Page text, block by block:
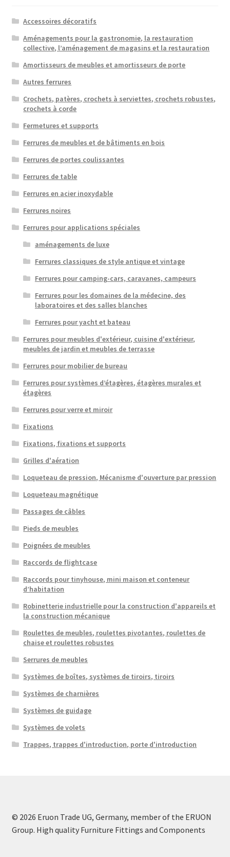
Accessoires décoratifs
Aménagements pour la gastronomie, la restauration
collective, l’aménagement de magasins et la restauration
Amortisseurs de meubles et amortisseurs de porte
Autres ferrures
Crochets, patères, crochets à serviettes, crochets robustes,
crochets à corde
Fermetures et supports
Ferrures de meubles et de bâtiments en bois
Ferrures de portes coulissantes
Ferrures de table
Ferrures en acier inoxydable
Ferrures noires
Ferrures pour applications spéciales
aménagements de luxe
Ferrures classiques de style antique et vintage
Ferrures pour camping-cars, caravanes, campeurs
Ferrures pour les domaines de la médecine, des
laboratoires et des salles blanches
Ferrures pour yacht et bateau
Ferrures pour meubles d'extérieur, cuisine d'extérieur,
meubles de jardin et meubles de terrasse
Ferrures pour mobilier de bureau
Ferrures pour systèmes d’étagères, étagères murales et
étagères
Ferrures pour verre et miroir
Fixations
Fixations, fixations et supports
Grilles d'aération
Loqueteau de pression, Mécanisme d'ouverture par pression
Loqueteau magnétique
Passages de câbles
Pieds de meubles
Poignées de meubles
Raccords de flightcase
Raccords pour tinyhouse, mini maison et conteneur
d’habitation
Robinetterie industrielle pour la construction d'appareils et
la construction mécanique
Roulettes de meubles, roulettes pivotantes, roulettes de
chaise et roulettes robustes
Serrures de meubles
Systèmes de boîtes, systèmes de tiroirs, tiroirs
Systèmes de charnières
Systèmes de guidage
Systèmes de volets
Trappes, trappes d'introduction, porte d'introduction
© 2026 Eruon Trade UG, Germany, member of the ERUON
Group. High quality Furniture Fittings and Components